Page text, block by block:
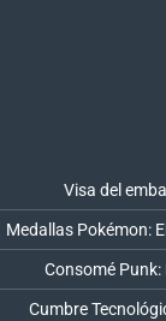
Visa del
Medallas Pokémon:
Consomé Punk:
Cumbre